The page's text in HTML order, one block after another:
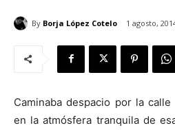
By Borja López Cotelo 1 agosto,
Caminaba despacio por la
en la atmósfera tranquila de